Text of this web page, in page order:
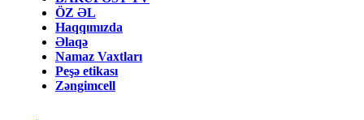
ÖZ ƏL
Haqqımızda
Əlaqə
Namaz Vaxtları
Peşə etikası
Zəngimcell